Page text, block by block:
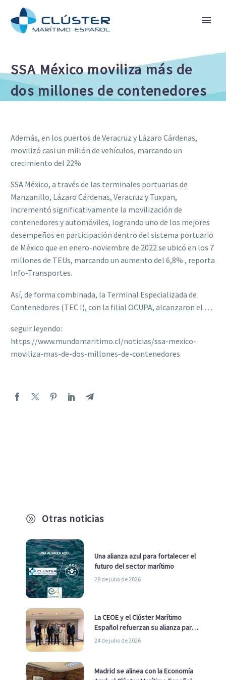
SSA México moviliza más de
dos millones de contenedores
A Otras noticias
Una alianza azul para fortalecer el
futuro del sector marítimo
29 de julio de 2026
La CEOE y el Clúster Marítimo
Español refuerzan su alianza para
impulsar una estrategia Nacional
24 de julio de 2026
Madrid se alinea con la Economía
Además, en los puertos de Veracruz y Lázaro Cárdenas,
movilizó casi un millón de vehículos, marcando un
crecimiento del 22%
SSA México, a través de las terminales portuarias de
Manzanillo, Lázaro Cárdenas, Veracruz y Tuxpan,
incrementó significativamente la movilización de
contenedores y automóviles, logrando uno de los mejores
desempeños en participación dentro del sistema portuario
de México que en enero-noviembre de 2022 se ubicó en los 7
millones de TEUs, marcando un aumento del 6,8% , reporta
Info-Transportes.
Así, de forma combinada, la Terminal Especializada de
Contenedores (TEC I), con la filial OCUPA, alcanzaron el …
seguir leyendo:
https://www.mundomaritimo.cl/noticias/ssa-mexico-
moviliza-mas-de-dos-millones-de-contenedores